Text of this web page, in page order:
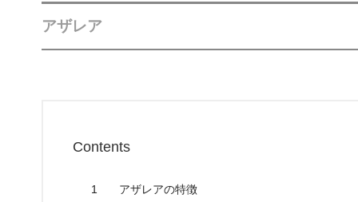
アザレア
Contents
1 アザレアの特徴